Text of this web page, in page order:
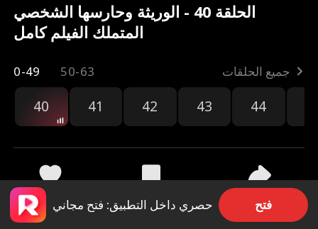
الحلقة 40 - الوريثة وحارسها الشخصي
المتملك الفيلم كامل
0-49 50-63 جميع الحلقات
40 41 42 43 44
2.2k 62.5k مشاركة حصري داخل التطبيق: فتح مجاني فتح